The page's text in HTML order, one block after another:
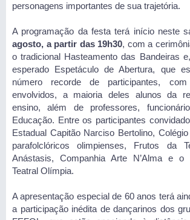
personagens importantes de sua trajetória.
A programação da festa terá início neste
agosto, a partir das 19h30, com a
o tradicional Hasteamento das Bandeiras
esperado Espetáculo de Abertura, que
número recorde de participantes,
envolvidos, a maioria deles alunos da
ensino, além de professores,
Educação. Entre os participantes
Estadual Capitão Narciso Bertolino,
parafolclóricos olimpienses, Frutos da
Anástasis, Companhia Arte N’Alma e o
Teatral Olímpia.
A apresentação especial de 60 anos terá
a participação inédita de dançarinos dos